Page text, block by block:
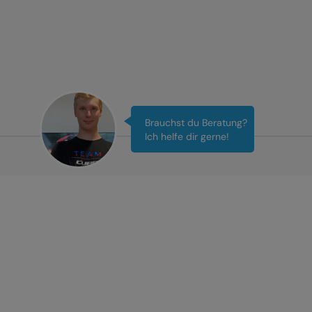
Brauchst du Beratung?
Ich helfe dir gerne!